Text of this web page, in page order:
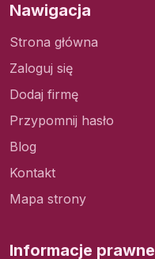
Nawigacja
Strona główna
Zaloguj się
Dodaj firmę
Przypomnij hasło
Blog
Kontakt
Mapa strony
Informacje prawne